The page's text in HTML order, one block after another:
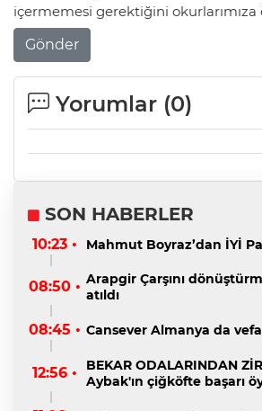
içermemesi gerektiğini okurlarımıza
Gönder
Yorumlar (0)
SON HABERLER
10:23 • Mahmut Boyraz’dan İYİ
08:50 • Arapgir Çarşını
atıldı
08:45 • Cansever Almanya da
12:56 •
BEKAR ODALARINDAN
Aybak'ın çiğköfte başarı